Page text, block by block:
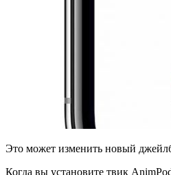
Это может изменить новый
Когда вы установите твик